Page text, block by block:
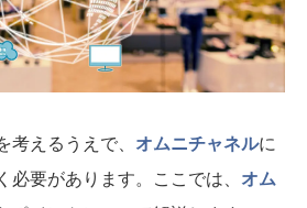
えるうえで、 オムニチャネルに
要があります。ここでは、 オム